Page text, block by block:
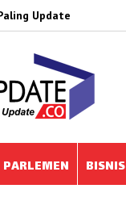
Update
PARLEMEN BISNIS